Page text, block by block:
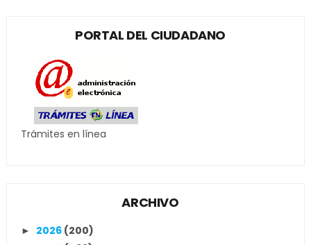
PORTAL DEL CIUDADANO
Trámites en línea
ARCHIVO
► 2026 (200)